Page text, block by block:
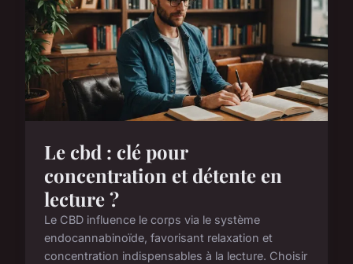
Le cbd : clé pour
concentration et détente en
lecture ?
Le CBD influence le corps via le système
endocannabinoïde, favorisant relaxation et
concentration indispensables à la lecture. Choisir